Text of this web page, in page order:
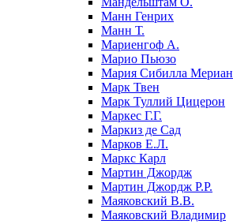
Манн Генрих
Манн Т.
Мариенгоф А.
Марио Пьюзо
Мария Сибилла Мериан
Марк Твен
Марк Туллий Цицерон
Маркес Г.Г.
Маркиз де Сад
Марков Е.Л.
Маркс Карл
Мартин Джордж
Мартин Джордж Р.Р.
Маяковский В.В.
Маяковский Владимир